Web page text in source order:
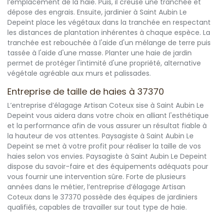
l’emplacement de la haie. Puis, il creuse une tranchée et
dépose des engrais. Ensuite, jardinier à Saint Aubin Le
Depeint place les végétaux dans la tranchée en respectant
les distances de plantation inhérentes à chaque espèce. La
tranchée est rebouchée à l'aide d'un mélange de terre puis
tassée à l'aide d'une masse. Planter une haie de jardin
permet de protéger l'intimité d'une propriété, alternative
végétale agréable aux murs et palissades.
Entreprise de taille de haies à 37370
L’entreprise d’élagage Artisan Coteux sise à Saint Aubin Le
Depeint vous aidera dans votre choix en alliant l'esthétique
et la performance afin de vous assurer un résultat fiable à
la hauteur de vos attentes. Paysagiste à Saint Aubin Le
Depeint se met à votre profit pour réaliser la taille de vos
haies selon vos envies. Paysagiste à Saint Aubin Le Depeint
dispose du savoir-faire et des équipements adéquats pour
vous fournir une intervention sûre. Forte de plusieurs
années dans le métier, l’entreprise d’élagage Artisan
Coteux dans le 37370 possède des équipes de jardiniers
qualifiés, capables de travailler sur tout type de haie.